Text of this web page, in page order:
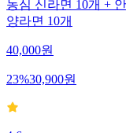
농심 신라면 10개 +
양라면 10개
40,000원
23%30,900원